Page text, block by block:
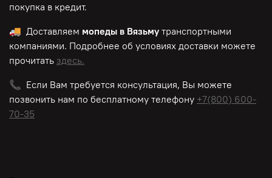
покупка в кредит.
🚚 Доставляем мопеды в Вязьму транспортными
компаниями. Подробнее об условиях доставки можете
прочитать здесь.
📞 Если Вам требуется консультация, Вы можете
позвонить нам по бесплатному телефону +7(800) 600-
70-35